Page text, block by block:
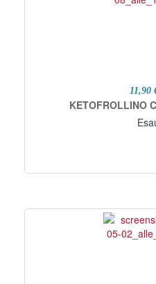
11,90
KETOFROLLINO